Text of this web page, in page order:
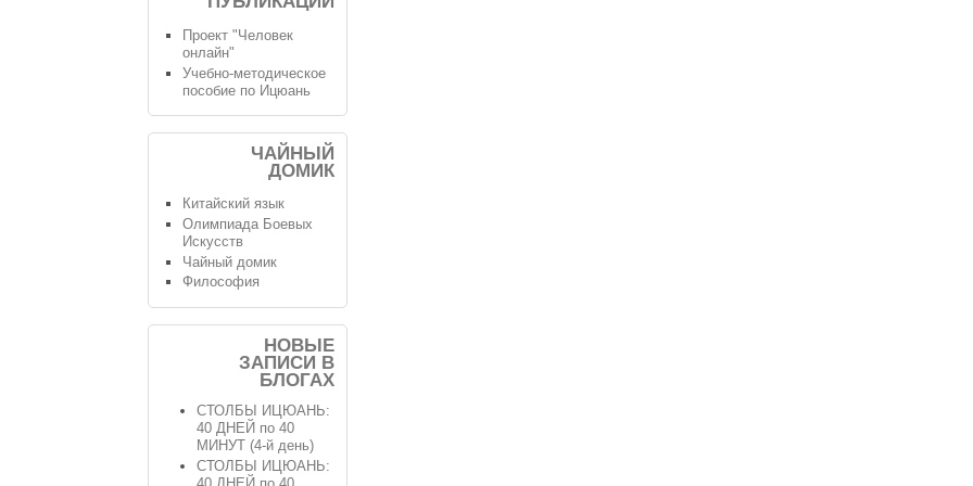
Проект "Человек
онлайн"
Учебно-методическое
пособие по Ицюань
ЧАЙНЫЙ
ДОМИК
Китайский язык
Олимпиада Боевых
Искусств
Чайный домик
Философия
НОВЫЕ
ЗАПИСИ В
БЛОГАХ
СТОЛБЫ ИЦЮАНЬ:
40 ДНЕЙ по 40
МИНУТ (4-й день)
СТОЛБЫ ИЦЮАНЬ: